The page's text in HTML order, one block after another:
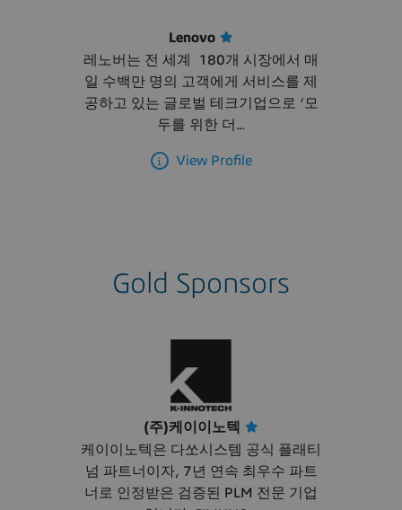
Lenovo
레노버는 전 세계 180개 시장에서 매
일 수백만 명의 고객에게 서비스를 제
공하고 있는 글로벌 테크기업으로 ‘모
두를 위한 더...
View Profile
Gold Sponsors
(주)케이이노텍
케이이노텍은 다쏘시스템 공식 플래티
넘 파트너이자, 7년 연속 최우수 파트
너로 인정받은 검증된 PLM 전문 기업